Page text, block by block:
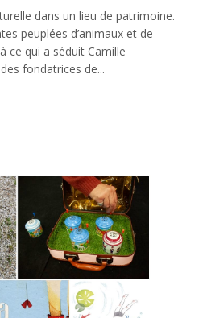
dans un lieu de patrimoine.
peuplées d’animaux et de
ce qui a séduit Camille
fondatrices de...